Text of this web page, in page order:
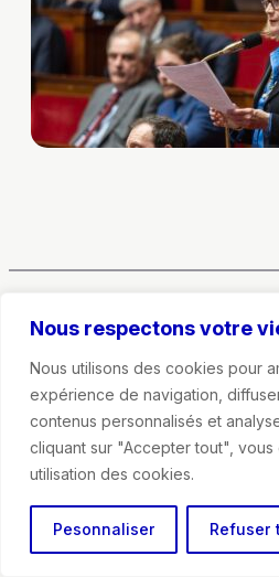
Nous respectons votre
Nous utilisons des cookies pour
expérience de navigation,
contenus personnalisés et
cliquant sur "Accepter tout",
utilisation des cookies.
Pesonnaliser Refuser
Marie-Agnès
Mentions légales